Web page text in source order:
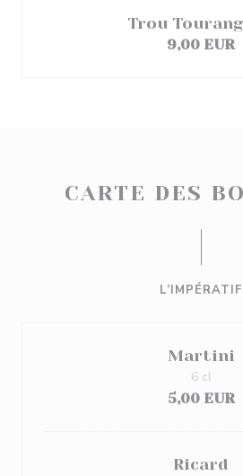
Trou
9,00 EUR
CARTE DES
L’IMPÉRATIF
Martini
5,00 EUR
6 cl
Ricard